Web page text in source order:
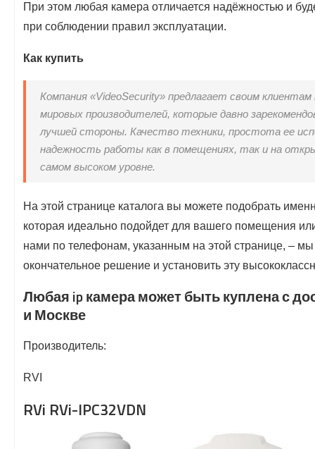
При этом любая камера отличается надёжностью и
при соблюдении правил эксплуатации.
Как купить
Компания «VideoSecurity» предлагает своим
мировых производителей, которые давно
лучшей стороны. Качество техники, простота ее
надежность работы как в помещениях, так и на
самом высоком уровне.
На этой странице каталога вы можете подобрать
которая идеально подойдет для вашего помещения
нами по телефонам, указанным на этой странице, –
окончательное решение и установить эту
Любая ip камера может быть куплена с
и Москве
Производитель:
RVI
RVi RVi-IPC32VDN